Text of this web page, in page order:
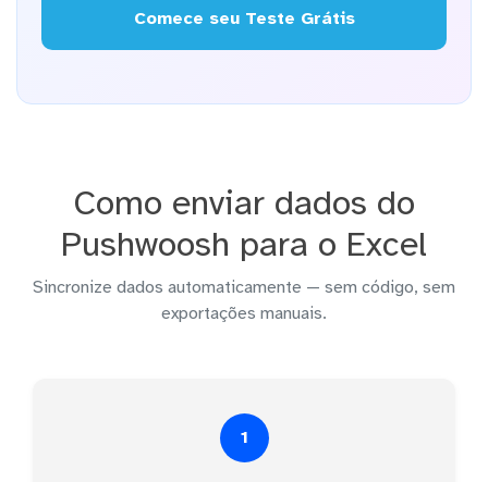
Comece seu Teste Grátis
Como enviar dados do
Pushwoosh para o Excel
Sincronize dados automaticamente — sem código, sem
exportações manuais.
1